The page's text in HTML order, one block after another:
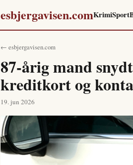
esbjergavisen.comKrimiSport
← esbjergavisen.com
87-årig mand
kreditkort og
19. jun 2026